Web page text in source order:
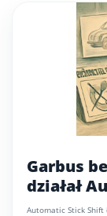
Garbus
działał
Automatic Stick Shift